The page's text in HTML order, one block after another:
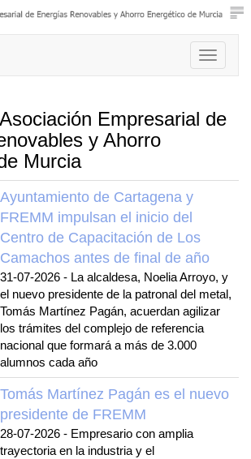
Toggle
Empresarial de
y Ahorro
Murcia
Ayuntamiento de Cartagena y
FREMM impulsan el inicio del
Centro de Capacitación de Los
Camachos antes de final de año
31-07-2026 - La alcaldesa, Noelia Arroyo, y
el nuevo presidente de la patronal del metal,
Tomás Martínez Pagán, acuerdan agilizar
los trámites del complejo de referencia
nacional que formará a más de 3.000
alumnos cada año
Tomás Martínez Pagán es el nuevo
presidente de FREMM
28-07-2026 - Empresario con amplia
trayectoria en la industria y el